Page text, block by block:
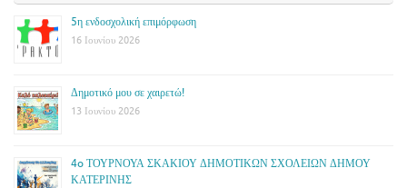
5η ενδοσχολική επιμόρφωση
16 Ιουνίου 2026
Δημοτικό μου σε χαιρετώ!
13 Ιουνίου 2026
4o ΤΟΥΡΝΟΥΑ ΣΚΑΚΙΟΥ ΔΗΜΟΤΙΚΩΝ ΣΧΟΛΕΙΩΝ ΔΗΜΟΥ
ΚΑΤΕΡΙΝΗΣ